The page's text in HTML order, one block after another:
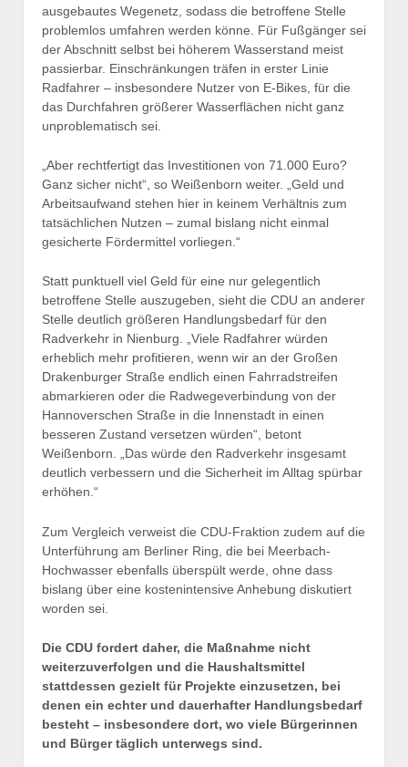
ausgebautes Wegenetz, sodass die betroffene Stelle
problemlos umfahren werden könne. Für Fußgänger sei
der Abschnitt selbst bei höherem Wasserstand meist
passierbar. Einschränkungen träfen in erster Linie
Radfahrer – insbesondere Nutzer von E-Bikes, für die
das Durchfahren größerer Wasserflächen nicht ganz
unproblematisch sei.
„Aber rechtfertigt das Investitionen von 71.000 Euro?
Ganz sicher nicht“, so Weißenborn weiter. „Geld und
Arbeitsaufwand stehen hier in keinem Verhältnis zum
tatsächlichen Nutzen – zumal bislang nicht einmal
gesicherte Fördermittel vorliegen.“
Statt punktuell viel Geld für eine nur gelegentlich
betroffene Stelle auszugeben, sieht die CDU an anderer
Stelle deutlich größeren Handlungsbedarf für den
Radverkehr in Nienburg. „Viele Radfahrer würden
erheblich mehr profitieren, wenn wir an der Großen
Drakenburger Straße endlich einen Fahrradstreifen
abmarkieren oder die Radwegeverbindung von der
Hannoverschen Straße in die Innenstadt in einen
besseren Zustand versetzen würden“, betont
Weißenborn. „Das würde den Radverkehr insgesamt
deutlich verbessern und die Sicherheit im Alltag spürbar
erhöhen.“
Zum Vergleich verweist die CDU-Fraktion zudem auf die
Unterführung am Berliner Ring, die bei Meerbach-
Hochwasser ebenfalls überspült werde, ohne dass
bislang über eine kostenintensive Anhebung diskutiert
worden sei.
Die CDU fordert daher, die Maßnahme nicht
weiterzuverfolgen und die Haushaltsmittel
stattdessen gezielt für Projekte einzusetzen, bei
denen ein echter und dauerhafter Handlungsbedarf
besteht – insbesondere dort, wo viele Bürgerinnen
und Bürger täglich unterwegs sind.